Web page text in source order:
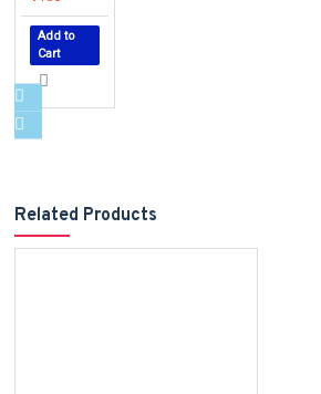
Add to
Cart
Related Products